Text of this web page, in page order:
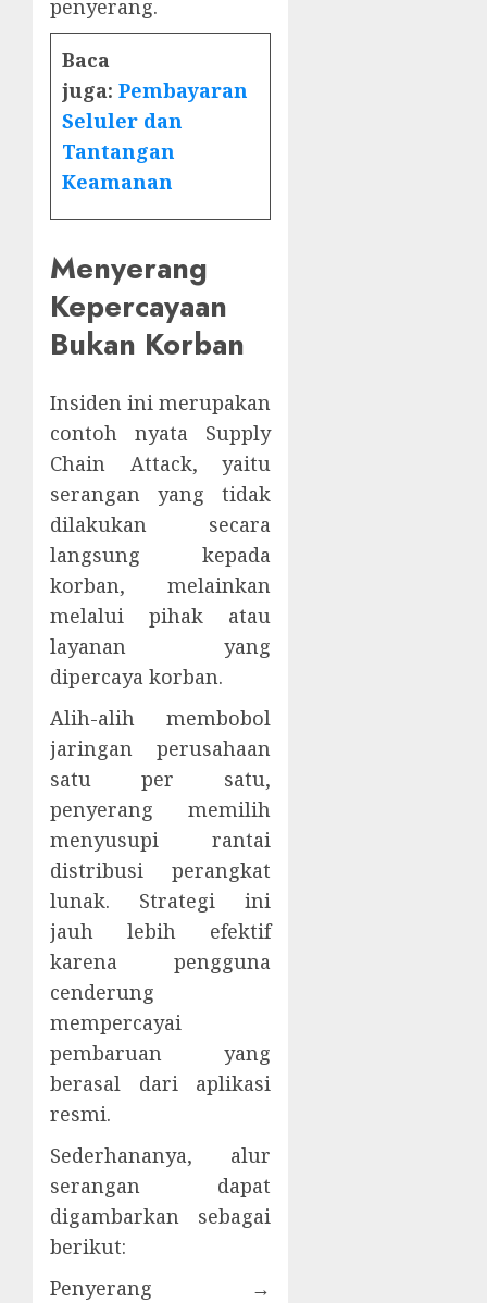
penyerang.
Baca
juga: Pembayaran
Seluler dan
Tantangan
Keamanan
Menyerang
Kepercayaan
Bukan Korban
Insiden ini merupakan
contoh nyata Supply
Chain Attack, yaitu
serangan yang tidak
dilakukan secara
langsung kepada
korban, melainkan
melalui pihak atau
layanan yang
dipercaya korban.
Alih-alih membobol
jaringan perusahaan
satu per satu,
penyerang memilih
menyusupi rantai
distribusi perangkat
lunak. Strategi ini
jauh lebih efektif
karena pengguna
cenderung
mempercayai
pembaruan yang
berasal dari aplikasi
resmi.
Sederhananya, alur
serangan dapat
digambarkan sebagai
berikut:
Penyerang →